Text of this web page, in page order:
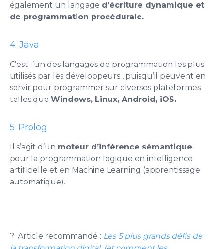
également un langage d’écriture dynamique et
de programmation procédurale.
4. Java
C’est l’un des langages de programmation les plus
utilisés par les développeurs , puisqu’il peuvent en
servir pour programmer sur diverses plateformes
telles que Windows, Linux, Android, iOS.
5. Prolog
Il s’agit d’un moteur d’inférence sémantique
pour la programmation logique en intelligence
artificielle et en Machine Learning (apprentissage
automatique).
? Article recommandé : Les 5 plus grands défis de